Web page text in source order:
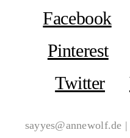
Facebook
Pinterest
Twitter